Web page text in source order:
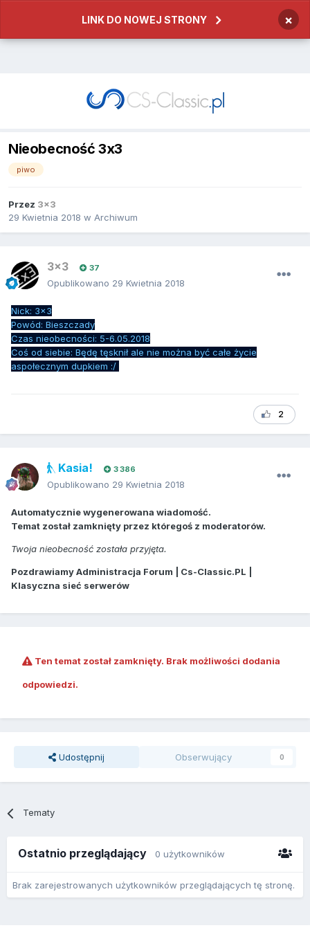
LINK DO NOWEJ STRONY ×
Nieobecność 3x3
piwo
Przez 3x3
29 Kwietnia 2018 w Archiwum
3x3 37
Opublikowano 29 Kwietnia 2018
Nick: 3x3
Powód: Bieszczady
Czas nieobecności: 5-6.05.2018
Coś od siebie: Będę tęsknił ale nie można być całe życie
aspołecznym dupkiem :/
2
Kasia! 3 386
Opublikowano 29 Kwietnia 2018
Automatycznie wygenerowana wiadomość.
Temat został zamknięty przez któregoś z moderatorów.
Twoja nieobecność została przyjęta.
Pozdrawiamy Administracja Forum | Cs-Classic.PL |
Klasyczna sieć serwerów
Ten temat został zamknięty. Brak możliwości dodania
odpowiedzi.
Udostępnij Obserwujący 0
Tematy
Ostatnio przeglądający 0 użytkowników
Brak zarejestrowanych użytkowników przeglądających tę stronę.